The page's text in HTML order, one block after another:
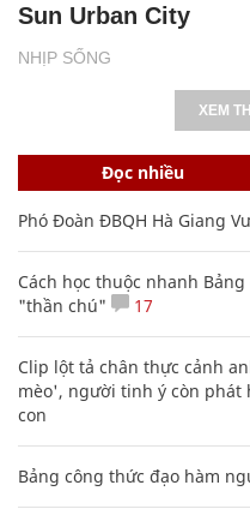
NHỊP SỐNG
Sun Urban City
XEM
Đọc nhiều
Phó Đoàn ĐBQH Hà Giang
Cách học thuộc nhanh
"thần chú"
17
Clip lột tả chân thực cảnh
mèo', người tinh ý còn phát
con
Bảng công thức đạo hàm